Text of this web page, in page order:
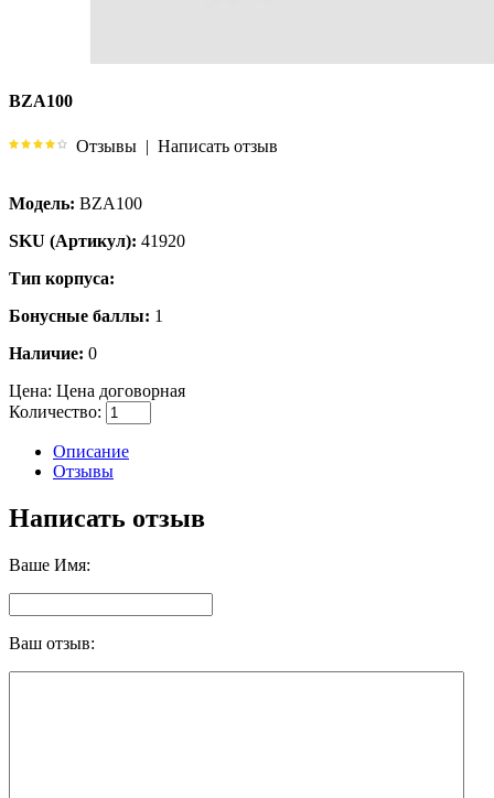
BZA100
Отзывы | Написать отзыв
Модель: BZA100
SKU (Артикул): 41920
Тип корпуса:
Бонусные баллы: 1
Наличие: 0
Цена: Цена договорная
Количество:
Описание
Отзывы
Написать отзыв
Ваше Имя:
Ваш отзыв: